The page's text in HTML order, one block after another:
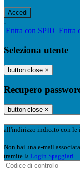
-
Entra con SPID Entra
Seleziona utente
button close ×
Recupero
button close ×
all'indirizzo indicato con le
Non hai una e-mail
tramite la Login Spaggiari